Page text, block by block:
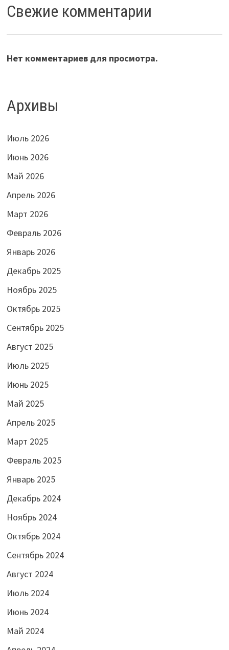
Свежие комментарии
Нет комментариев для просмотра.
Архивы
Июль 2026
Июнь 2026
Май 2026
Апрель 2026
Март 2026
Февраль 2026
Январь 2026
Декабрь 2025
Ноябрь 2025
Октябрь 2025
Сентябрь 2025
Август 2025
Июль 2025
Июнь 2025
Май 2025
Апрель 2025
Март 2025
Февраль 2025
Январь 2025
Декабрь 2024
Ноябрь 2024
Октябрь 2024
Сентябрь 2024
Август 2024
Июль 2024
Июнь 2024
Май 2024